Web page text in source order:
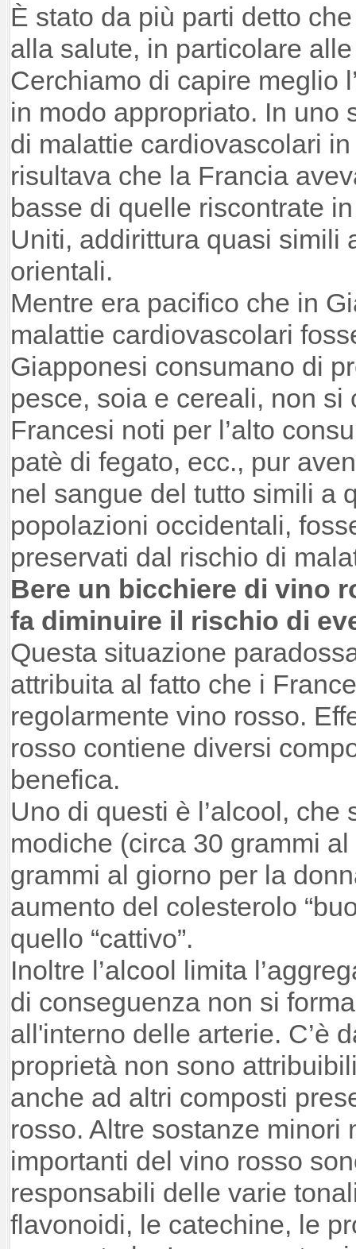
È stato da più parti detto
alla salute, in particolare
Cerchiamo di capire meglio
in modo appropriato. In uno
di malattie cardiovascolari
risultava che la Francia
basse di quelle riscontrate
Uniti, addirittura quasi simili
orientali.
Mentre era pacifico che in
malattie cardiovascolari
Giapponesi consumano di
pesce, soia e cereali, non si
Francesi noti per l’alto
patè di fegato, ecc., pur
nel sangue del tutto simili a
popolazioni occidentali,
preservati dal rischio di
Bere un bicchiere di vino
fa diminuire il rischio di
Questa situazione
attribuita al fatto che i
regolarmente vino rosso.
rosso contiene diversi
benefica.
Uno di questi è l’alcool, che
modiche (circa 30 grammi
grammi al giorno per la
aumento del colesterolo
quello “cattivo”.
Inoltre l’alcool limita
di conseguenza non si
all'interno delle arterie. C’è
proprietà non sono
anche ad altri composti
rosso. Altre sostanze minori
importanti del vino rosso
responsabili delle varie
flavonoidi, le catechine, le